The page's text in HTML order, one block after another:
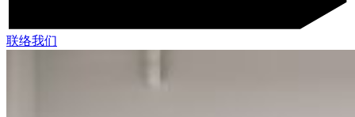
联络我们